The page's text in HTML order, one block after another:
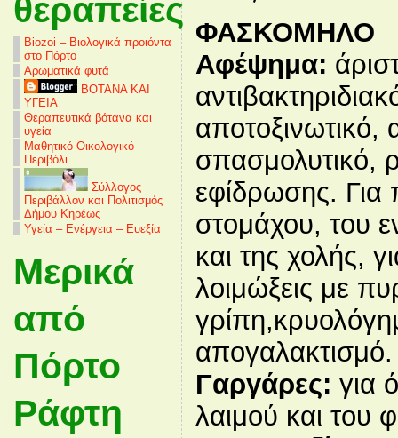
θεραπείες
Biozoi – Βιολογικά προιόντα
στο Πόρτο
Αρωματικά φυτά
ΒΟΤΑΝΑ ΚΑΙ
ΥΓΕΙΑ
Θεραπευτικά βότανα και
υγεία
Μαθητικό Οικολογικό
Περιβόλι
Σύλλογος
Περιβάλλον και Πολιτισμός
Δήμου Κηρέως
Υγεία – Ενέργεια – Ευεξία
Μερικά
από
Πόρτο
Ράφτη
ΦΑΣΚΟΜΗΛΟ
Αφέψημα:
αποτοξινωτικό,
σπασμολυτικό,
εφίδρωσης. Για
στομάχου, του
και της χολής,
λοιμώξεις με
απογαλακτισμό.
Γαργάρες: για
λαιμού και του